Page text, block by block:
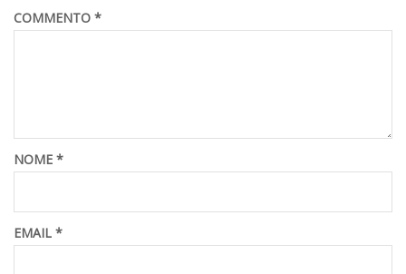
COMMENTO *
NOME *
EMAIL *